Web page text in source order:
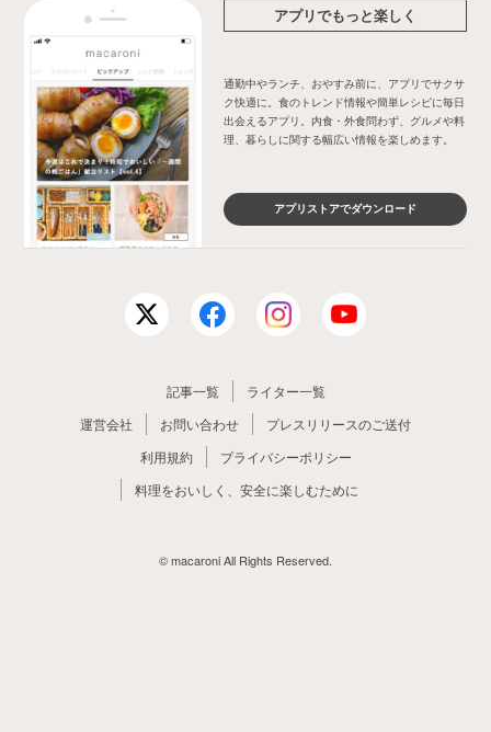
アプリでもっと楽しく
通勤中やランチ、おやすみ前に、アプリでサクサ
ク快適に。食のトレンド情報や簡単レシピに毎日
出会えるアプリ。内食・外食問わず、グルメや料
理、暮らしに関する幅広い情報を楽しめます。
アプリストアでダウンロード
記事一覧
ライター一覧
運営会社
お問い合わせ
プレスリリースのご送付
利用規約
プライバシーポリシー
料理をおいしく、安全に楽しむために
© macaroni All Rights Reserved.